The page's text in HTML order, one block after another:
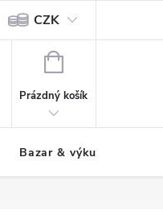
CZK
NÁKUPNÍ
Prázdný košík
Bazar & výkup jízdních